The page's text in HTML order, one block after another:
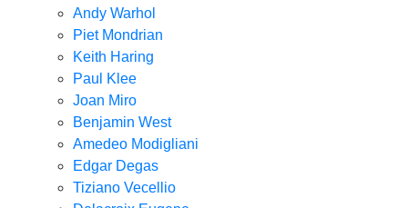
Andy Warhol
Piet Mondrian
Keith Haring
Paul Klee
Joan Miro
Benjamin West
Amedeo Modigliani
Edgar Degas
Tiziano Vecellio